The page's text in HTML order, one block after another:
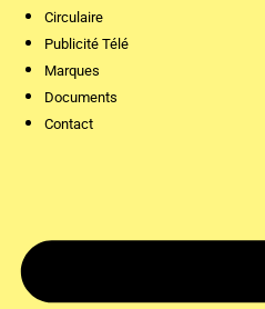
Circulaire
Publicité Télé
Marques
Documents
Contact